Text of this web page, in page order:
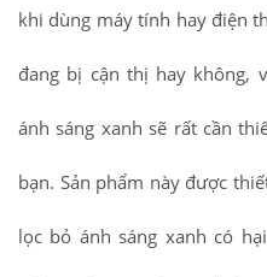
khi dùng máy tính hay điện
đang bị cận thị hay không,
ánh sáng xanh sẽ rất cần
bạn. Sản phẩm này được
lọc bỏ ánh sáng xanh có